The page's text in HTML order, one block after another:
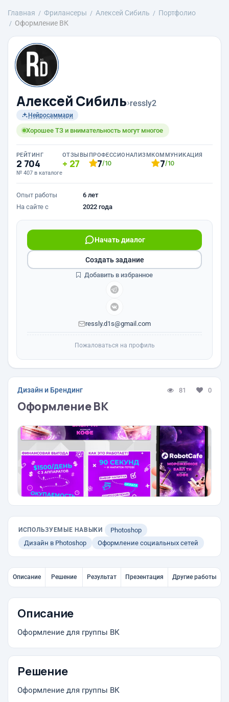
Главная Фрилансеры Алексей Сибиль
Портфолио
Оформление ВК
Алексей Сибиль›ressly2
Нейросаммари
Хорошее ТЗ и внимательность могут многое
РЕЙТИНГ
2 704
№ 407 в каталоге
ОТЗЫВЫ
27
ПРОФЕССИОНАЛИЗМ
7/10
КОММУНИКАЦИЯ
7/10
Опыт работы
6 лет
На сайте с
2022 года
Начать диалог
ressly.d1s@gmail.com
Создать задание
Добавить в избранное
Пожаловаться на профиль
Дизайн и Брендинг 81 0
Оформление ВК
ИСПОЛЬЗУЕМЫЕ НАВЫКИ
Photoshop
Дизайн в Photoshop
Оформление социальных сетей
Описание Решение Результат Презентация Другие работы
Описание
Оформление для группы ВК
Решение
Оформление для группы ВК